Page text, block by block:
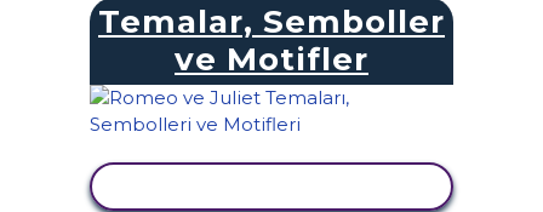
Temalar, Semboller
ve Motifler